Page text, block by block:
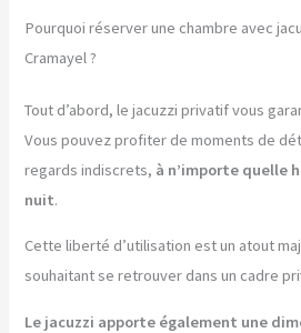
Pourquoi réserver une chambre avec
Cramayel ?
Tout d’abord, le jacuzzi privatif vous
Vous pouvez profiter de moments de
regards indiscrets, à n’importe quelle
nuit.
Cette liberté d’utilisation est un atout
souhaitant se retrouver dans un cadre
Le jacuzzi apporte également une